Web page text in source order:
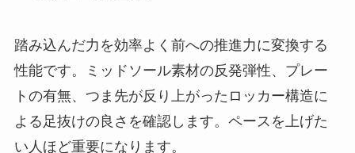
踏み込んだ力を効率よく前への推進力に変換する
性能です。ミッドソール素材の反発弾性、プレー
トの有無、つま先が反り上がったロッカー構造に
よる足抜けの良さを確認します。ペースを上げた
い人ほど重要になります。